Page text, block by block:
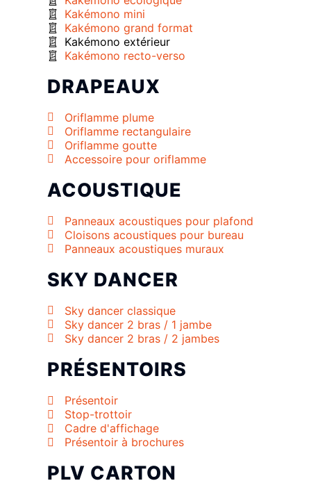
Kakémono mini
Kakémono grand format
Kakémono extérieur
Kakémono recto-verso
DRAPEAUX
Oriflamme plume
Oriflamme rectangulaire
Oriflamme goutte
Accessoire pour oriflamme
ACOUSTIQUE
Panneaux acoustiques pour plafond
Cloisons acoustiques pour bureau
Panneaux acoustiques muraux
SKY DANCER
Sky dancer classique
Sky dancer 2 bras / 1 jambe
Sky dancer 2 bras / 2 jambes
PRÉSENTOIRS
Présentoir
Stop-trottoir
Cadre d'affichage
Présentoir à brochures
PLV CARTON